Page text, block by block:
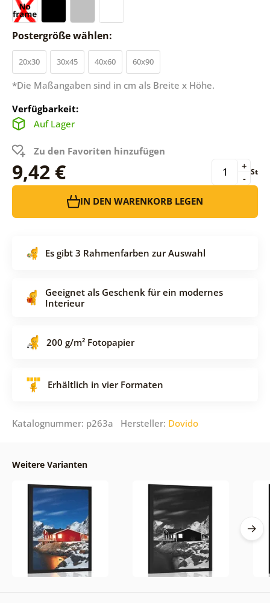
Postergröße wählen:
20x30 30x45 40x60 60x90
*Die Maßangaben sind in cm als Breite x Höhe.
Verfügbarkeit:
Auf Lager
Zu den Favoriten hinzufügen
9,42 € -
+ St
IN DEN WARENKORB LEGEN
Es gibt 3 Rahmenfarben zur Auswahl
Geeignet als Geschenk für ein modernes
Interieur
200 g/m² Fotopapier
Erhältlich in vier Formaten
Katalognummer: p263a Hersteller: Dovido
Weitere Varianten